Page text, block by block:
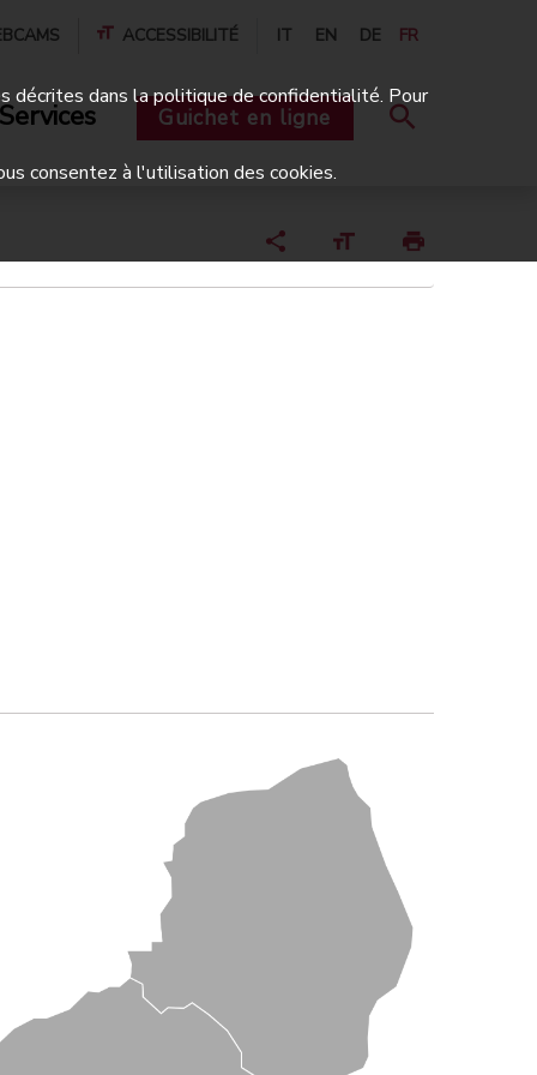
ACCESSIBILITÉ IT EN DE FR
Guichet en ligne
décrites dans la politique de confidentialité. Pour
consentez à l'utilisation des cookies.